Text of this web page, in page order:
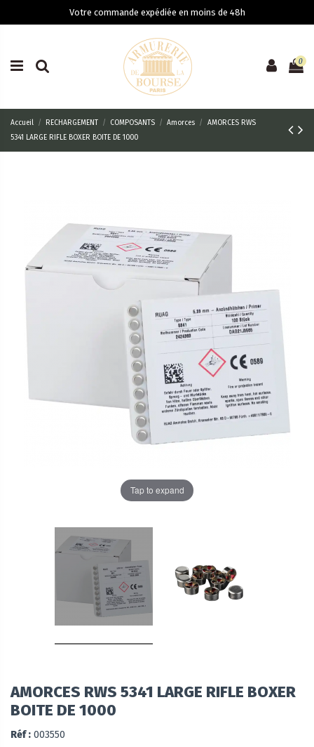
Votre commande expédiée en moins de 48h
0
Accueil RECHARGEMENT COMPOSANTS Amorces
AMORCES RWS
5341 LARGE RIFLE BOXER BOITE DE 1000
Tap to expand
AMORCES RWS 5341 LARGE RIFLE BOXER
BOITE DE 1000
Réf : 003550